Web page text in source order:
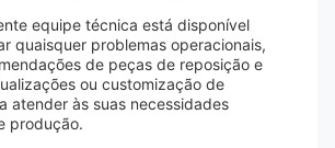
equipe técnica está disponível
quaisquer problemas operacionais,
de peças de reposição e
ou customização de
atender às suas necessidades
produção.